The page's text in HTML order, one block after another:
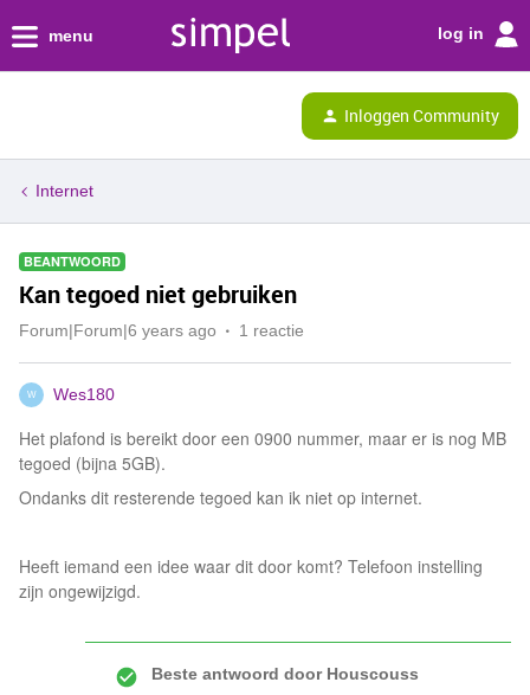
menu log in
Inloggen Community
Internet
BEANTWOORD
Kan tegoed niet gebruiken
Forum|Forum|6 years ago 1 reactie
W Wes180
Het plafond is bereikt door een 0900 nummer, maar er is nog MB
tegoed (bijna 5GB).
Ondanks dit resterende tegoed kan ik niet op internet.
Heeft iemand een idee waar dit door komt? Telefoon instelling
zijn ongewijzigd.
Beste antwoord doorHouscouss